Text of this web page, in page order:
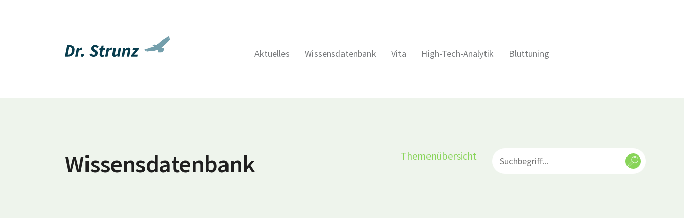
Aktuelles Wissensdatenbank Vita High-Tech-Analytik Bluttuning
Wissensdatenbank Themenübersicht